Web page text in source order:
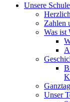
Unsere Schule
Zahlen
Was ist
Unser